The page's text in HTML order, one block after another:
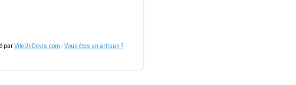
parViteUnDevis.com -Vous êtes un artisan ?